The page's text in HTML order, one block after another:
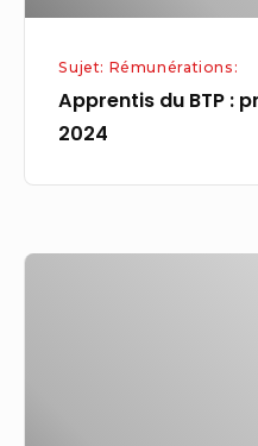
Sujet: Rémunérations:
Apprentis du BTP :
2024